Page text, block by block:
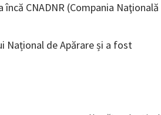
CNADNR (Compania Naţională
Național de Apărare și a fost